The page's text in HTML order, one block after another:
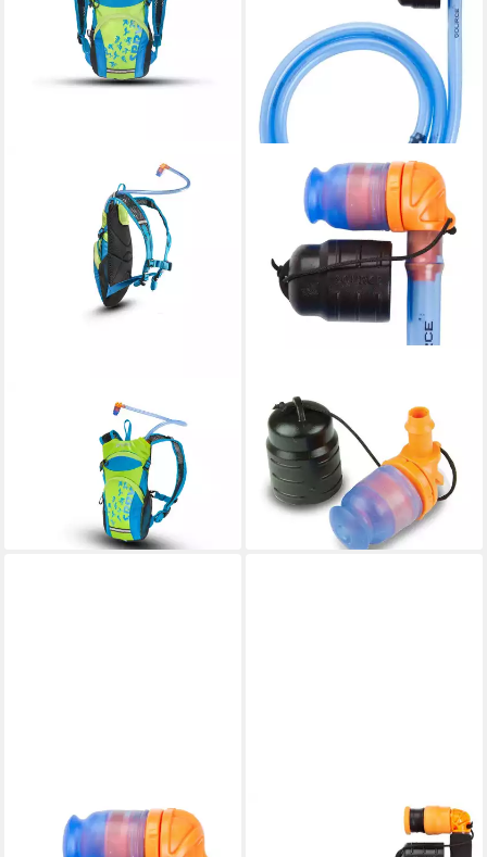
Wanderrucksack Spry
lieferbar - in 3-4 Werktagen bei dir
SOURCE
Trinksystem Ersatzschlauch
Schlauch Kit 2501600000
Mundstück Ersatzteil
20,99 €
lieferbar - in 2-3 Werktagen bei dir